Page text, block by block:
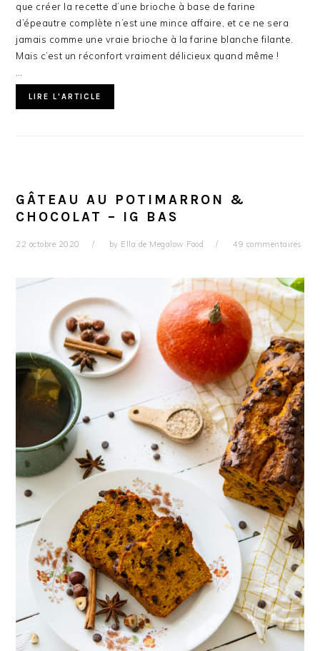
que créer la recette d’une brioche à base de farine
d’épeautre complète n’est une mince affaire, et ce ne sera
jamais comme une vraie brioche à la farine blanche filante.
Mais c’est un réconfort vraiment délicieux quand même !
…
LIRE L'ARTICLE
GÂTEAU AU POTIMARRON &
CHOCOLAT – IG BAS
22 octobre 2020 by Ella de Megalow Food 49 commentaires